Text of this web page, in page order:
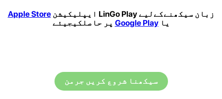
زبان سیکھنےکےلیے LinGo Play ایپلیکیشن
Apple Store
یاGoogle Play پر حاصلکیجیئے
سیکھنا شروع کریں جرمن